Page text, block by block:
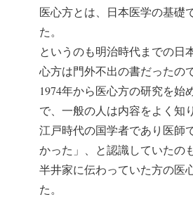
医心方とは、日本医学の基礎
た。
というのも明治時代までの日
心方は門外不出の書だったので
1974年から医心方の研究を
で、一般の人は内容をよく知
江戸時代の国学者であり医師
かった」、と認識していたの
半井家に伝わっていた方の医
た。